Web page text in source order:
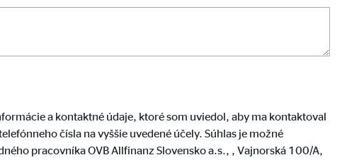
a kontaktné údaje, ktoré som uviedol, aby ma kontaktoval
čísla na vyššie uvedené účely. Súhlas je možné
pracovníka OVB Allfinanz Slovensko a.s., , Vajnorská 100/A,